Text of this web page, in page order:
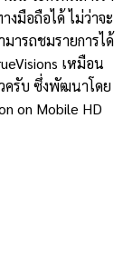
งมือถือได้ ไม่ว่าจะ
ารถชมรายการได้
เหมือน
ครับ ซึ่งพัฒนาโดย
on Mobile HD